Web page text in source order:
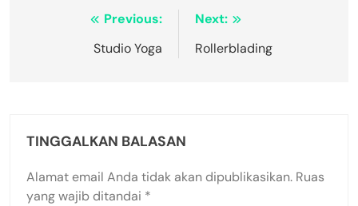
NavigasiPrevious:
Studio Yoga
Next:
Rollerblading
TINGGALKAN BALASAN
Alamat email Anda tidak akan dipublikasikan. Ruas
yang wajib ditandai *